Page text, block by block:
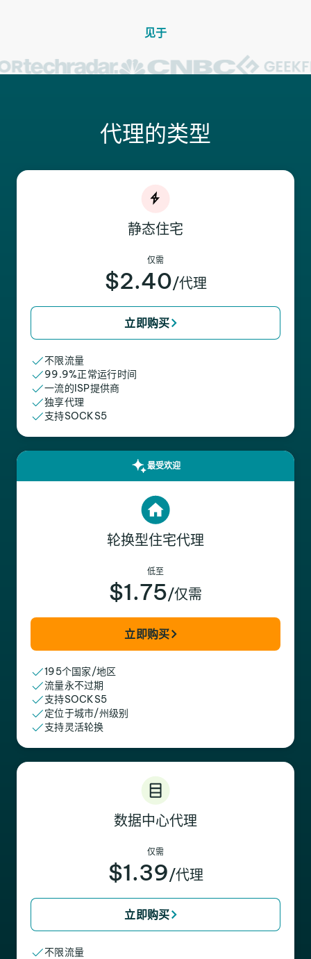
见于
代理的类型
静态住宅
仅需
$2.40/代理
立即购买
不限流量
99.9%正常运行时间
一流的ISP提供商
独享代理
支持SOCKS5
最受欢迎
轮换型住宅代理
低至
$1.75/仅需
立即购买
195个国家/地区
流量永不过期
支持SOCKS5
定位于城市/州级别
支持灵活轮换
数据中心代理
仅需
$1.39/代理
立即购买
不限流量